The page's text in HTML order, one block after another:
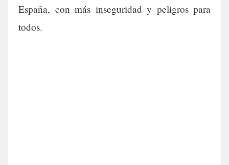
España, con más inseguridad y peligros para
todos.